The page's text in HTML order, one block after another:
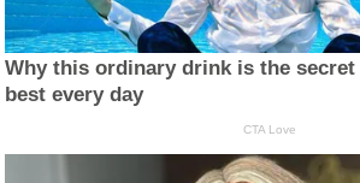
Why this ordinary drink is the
best every day
CTA Love